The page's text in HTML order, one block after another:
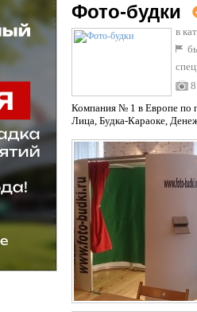
Фото-будки
в
8
Компания № 1 в Европе по
Лица, Будка-Караоке,